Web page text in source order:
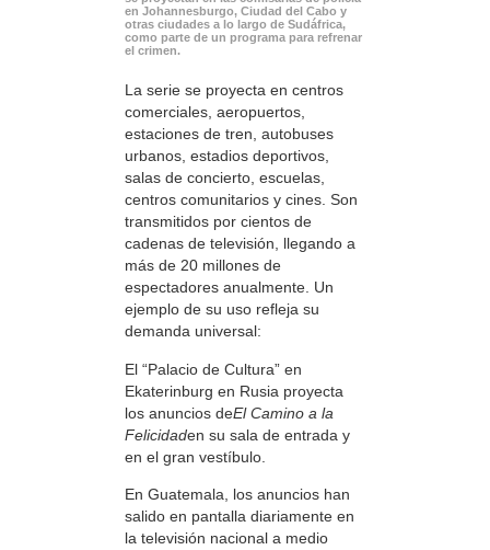
en Johannesburgo, Ciudad del Cabo y
otras ciudades a lo largo de Sudáfrica,
como parte de un programa para refrenar
el crimen.
La serie se proyecta en centros
comerciales, aeropuertos,
estaciones de tren, autobuses
urbanos, estadios deportivos,
salas de concierto, escuelas,
centros comunitarios y cines. Son
transmitidos por cientos de
cadenas de televisión, llegando a
más de 20 millones de
espectadores anualmente. Un
ejemplo de su uso refleja su
demanda universal:
El “Palacio de Cultura” en
Ekaterinburg en Rusia proyecta
los anuncios deEl Camino a la
Felicidaden su sala de entrada y
en el gran vestíbulo.
En Guatemala, los anuncios han
salido en pantalla diariamente en
la televisión nacional a medio